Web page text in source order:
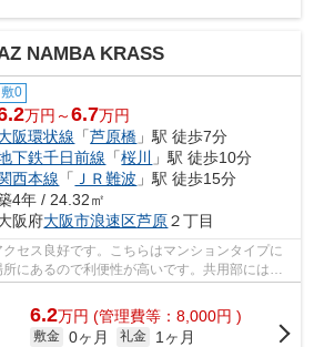
NAMBA KRASS
敷0
万円～6.7万円
阪環状線 「芦原橋 」駅 徒歩7分
下鉄千日前線 「桜川
」駅 徒歩10分
西本線 「 ＪＲ難波 」駅 徒歩15分
4年 / 24.32㎡
阪府大阪市浪速区芦原２丁目
セス良好です。こちらはマンションタイプに
にあるので利便性が高いです。共用部にはエ
6.2万円 (管理費等：8,000円 )
敷金 0ヶ月 礼金
1ヶ月